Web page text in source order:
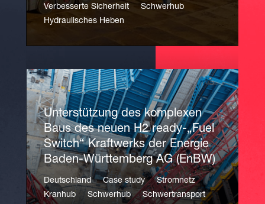
Verbesserte Sicherheit
Schwerhub
Hydraulisches Heben
Unterstützung des komplexen
Baus des neuen H2 ready-„Fuel
Switch“ Kraftwerks der Energie
Baden-Württemberg AG (EnBW)
Deutschland Case study
Stromnetz
Kranhub
Schwerhub
Schwertransport